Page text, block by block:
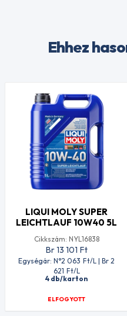
Ehhez
LIQUI MOLY SUPER
LEICHTLAUF 10W40 5L
Cikkszám: NYL16838
Br 13 101 Ft
Egységár: N°2 063 Ft/L | Br 2
621 Ft/L
4 db/karton
ELFOGYOTT